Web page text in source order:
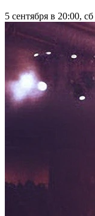
5 сентября в 20:00, сб